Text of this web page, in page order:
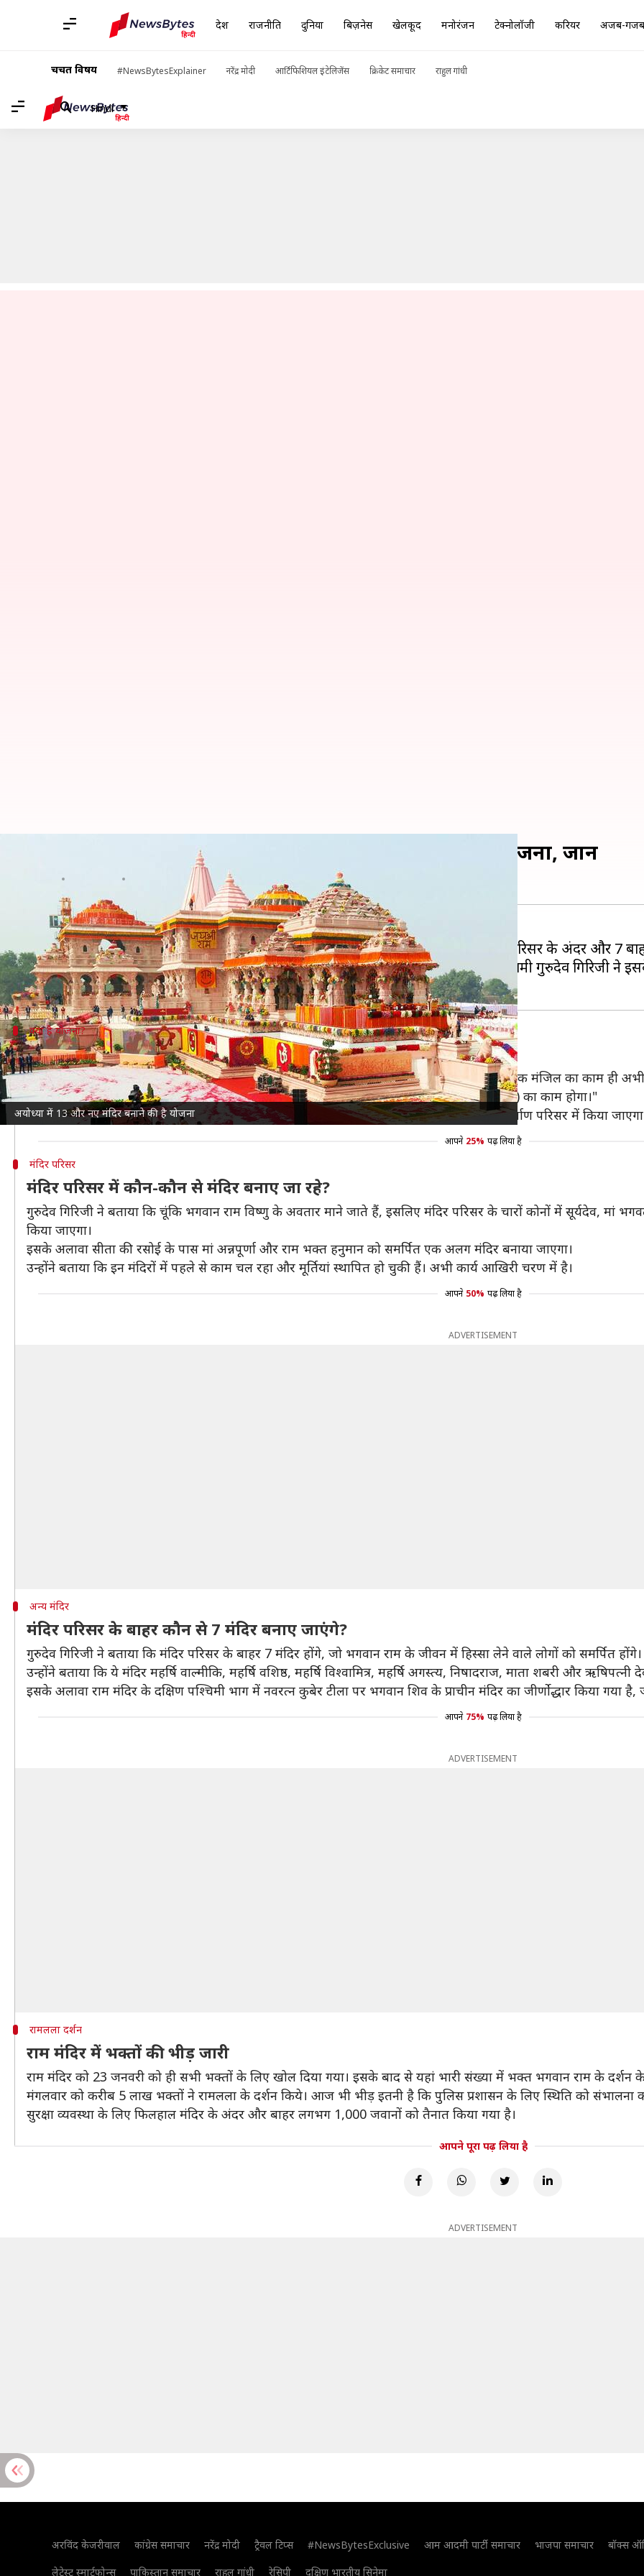
देश राजनीति दुनिया बिज़नेस खेलकूद मनोरंजन टेक्नोलॉजी करियर अजब-गजब
चर्चित विषय #NewsBytesExplainer नरेंद्र मोदी आर्टिफिशियल इंटेलिजेंस क्रिकेट समाचार राहुल गांधी
Hindi
खबरें देश की खबरें / अयोध्या में राम मंदिर के बाद 13 और नए मंदिर बनाने की बड़ी योजना, जानें
अयोध्या में 13 और नए मंदिर बनाने की है योजना
अयोध्या में राम मंदिर के बाद 13 और नए मंदिर बनाने की बड़ी योजना, जानें
क्या है खबर?
अयोध्यामेंराम मंदिरके अलावा 13 और नए मंदिर बनाने की योजना है। इनमें से 6 मंदिर राम मंदिर परिसर के अंदर और 7
इसकी जानकारीNDTVने अपनी एक रिपोर्ट में दी है। राम जन्मभूमि तीर्थ क्षेत्र ट्रस्ट के कोषाध्यक्ष स्वामी गुरुदेव गिरिजी ने
क्या है योजना?
राम मंदिर में पूरा हुआ है केवल एक मंजिल का कार्य
बता दें कि प्रधानमंत्री नरेंद्र मोदीने 22 जनवरी को मुख्य मंदिर की प्राण प्रतिष्ठा की थी, लेकिन यहां केवल एक मंजिल का काम ही
गुरुदेव गिरिजी नेNDTVको बताया, "दूसरी मंजिल पर काम चल रहा है, जिसके बाद शिखर (केंद्रीय गुंबद) का काम होगा।"
उन्होंने बताया कि राम परिवार के 5 प्रमुख मंदिरों का कार्य भी प्रगति पर है। इस तरह कुल 6 मंदिरों का निर्माण परिसर में किया
आपने 25% पढ़ लिया है
मंदिर परिसर
मंदिर परिसर में कौन-कौन से मंदिर बनाए जा रहे?
गुरुदेव गिरिजी ने बताया कि चूंकि भगवान राम विष्णु के अवतार माने जाते हैं, इसलिए मंदिर परिसर के चारों कोनों में सूर्यदेव, मां
किया जाएगा।
इसके अलावा सीता की रसोई के पास मां अन्नपूर्णा और राम भक्त हनुमान को समर्पित एक अलग मंदिर बनाया जाएगा।
उन्होंने बताया कि इन मंदिरों में पहले से काम चल रहा और मूर्तियां स्थापित हो चुकी हैं। अभी कार्य आखिरी चरण में है।
आपने 50% पढ़ लिया है
ADVERTISEMENT
अन्य मंदिर
मंदिर परिसर के बाहर कौन से 7 मंदिर बनाए जाएंगे?
गुरुदेव गिरिजी ने बताया कि मंदिर परिसर के बाहर 7 मंदिर होंगे, जो भगवान राम के जीवन में हिस्सा लेने वाले लोगों को समर्पित होंगे।
उन्होंने बताया कि ये मंदिर महर्षि वाल्मीकि, महर्षि वशिष्ठ, महर्षि विश्वामित्र, महर्षि अगस्त्य, निषादराज, माता शबरी और ऋषिपत्नी
इसके अलावा राम मंदिर के दक्षिण पश्चिमी भाग में नवरत्न कुबेर टीला पर भगवान शिव के प्राचीन मंदिर का जीर्णो‌द्धार किया गया है,
आपने 75% पढ़ लिया है
ADVERTISEMENT
रामलला दर्शन
राम मंदिर में भक्तों की भीड़ जारी
राम मंदिर को 23 जनवरी को ही सभी भक्तों के लिए खोल दिया गया। इसके बाद से यहां भारी संख्या में भक्त भगवान राम के दर्शन
मंगलवार को करीब 5 लाख भक्तों ने रामलला के दर्शन किये। आज भी भीड़ इतनी है कि पुलिस प्रशासन के लिए स्थिति को संभालना
सुरक्षा व्यवस्था के लिए फिलहाल मंदिर के अंदर और बाहर लगभग 1,000 जवानों को तैनात किया गया है।
आपने पूरा पढ़ लिया है
ADVERTISEMENT
अरविंद केजरीवाल कांग्रेस समाचार नरेंद्र मोदी ट्रैवल टिप्स #NewsBytesExclusive आम आदमी पार्टी समाचार भाजपा समाचार बॉक्स
लेटेस्ट स्मार्टफोन्स
पाकिस्तान समाचार राहुल गांधी रेसिपी दक्षिण भारतीय सिनेमा